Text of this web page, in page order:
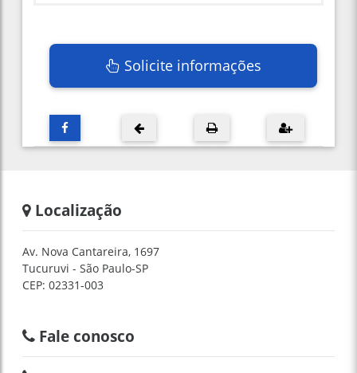
Solicite informações
Localização
Av. Nova Cantareira, 1697
Tucuruvi - São Paulo-SP
CEP: 02331-003
Fale conosco